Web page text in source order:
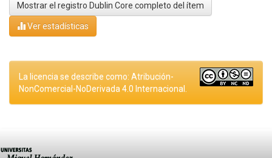
Mostrar el registro Dublin Core completo del ítem
Ver estadísticas
La licencia se describe como: Atribución-
NonComercial-NoDerivada 4.0 Internacional.